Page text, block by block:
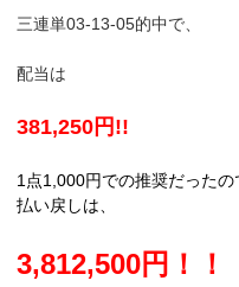
三連単03-13-05的中で、
配当は
381,250円!!
1点1,000円での推奨だったの
払い戻しは、
3,812,500円！！